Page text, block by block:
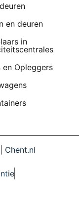
en deuren
in
en Opleggers
Chent.nl